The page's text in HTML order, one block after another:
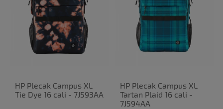
HP Plecak Campus XL
Tie Dye 16 cali - 7J593AA
HP Plecak Campus XL
Tartan Plaid 16 cali -
7J594AA